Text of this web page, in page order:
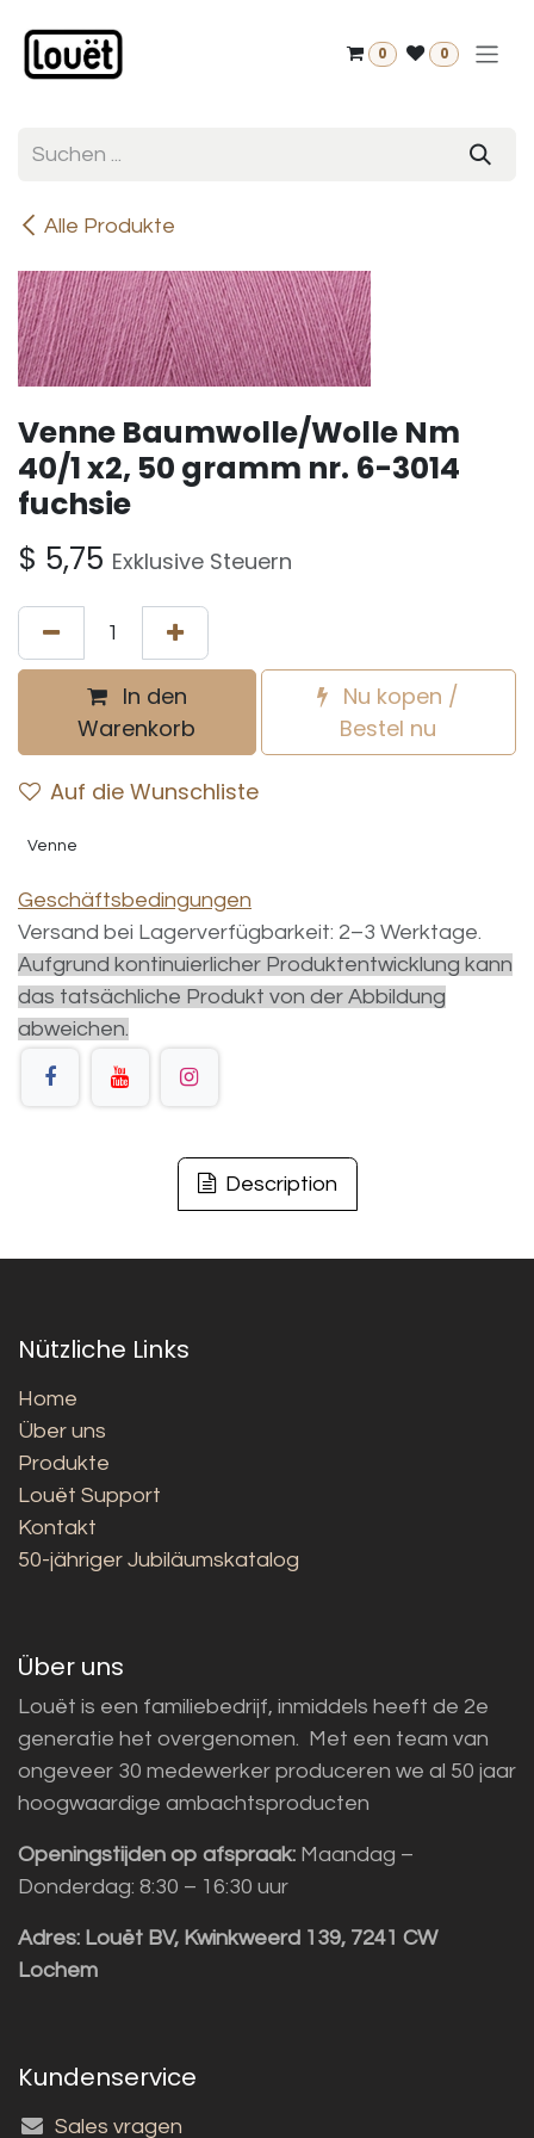
0 0
Alle Produkte
Venne Baumwolle/Wolle Nm
40/1 x2, 50 gramm nr. 6-3014
fuchsie
$ 5,75 Exklusive Steuern
In den
Warenkorb
Nu kopen /
Bestel nu
Auf die Wunschliste
Venne
Geschäftsbedingungen
Versand bei Lagerverfügbarkeit: 2–3 Werktage.
Aufgrund kontinuierlicher Produktentwicklung kann
das tatsächliche Produkt von der Abbildung
abweichen.
Description
Nützliche Links
Home
Über uns
Produkte
Louët Support
Kontakt
50-jähriger Jubiläumskatalog
Über uns
Louët is een familiebedrijf, inmiddels heeft de 2e
generatie het overgenomen. Met een team van
ongeveer 30 medewerker produceren we al 50 jaar
hoogwaardige ambachtsproducten
Openingstijden op afspraak: Maandag –
Donderdag: 8:30 – 16:30 uur
Adres: Louët BV, Kwinkweerd 139, 7241 CW
Lochem
Kundenservice
Sales vragen